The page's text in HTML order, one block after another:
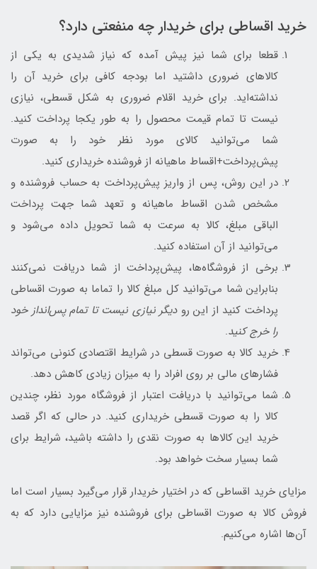
خرید اقساطی برای خریدار چه منفعتی دارد؟
قطعا برای شما نیز پیش آمده که نیاز شدیدی به یکی از
کالاهای ضروری داشتید اما بودجه کافی برای خرید آن را
نداشته‌اید. برای خرید اقلام ضروری به شکل قسطی، نیازی
نیست تا تمام قیمت محصول را به طور یکجا پرداخت کنید.
شما می‌توانید کالای مورد نظر خود را به صورت
پیش‌پرداخت+اقساط ماهیانه از فروشنده خریداری کنید.
در این روش، پس از واریز پیش‌پرداخت به حساب فروشنده و
مشخص شدن اقساط ماهیانه و تعهد شما جهت پرداخت
الباقی مبلغ، کالا به سرعت به شما تحویل داده می‌شود و
می‌توانید از آن استفاده کنید.
برخی از فروشگاه‌ها، پیش‌پرداخت از شما دریافت نمی‌کنند
بنابراین شما می‌توانید کل مبلغ کالا را تماما به صورت اقساطی
پرداخت کنید از این رودیگر نیازی نیست تا تمام پس‌انداز خود
را خرج کنید.
خرید کالا به صورت قسطی در شرایط اقتصادی کنونی می‌تواند
فشارهای مالی بر روی افراد را به میزان زیادی کاهش دهد.
شما می‌توانید با دریافت اعتبار از فروشگاه مورد نظر، چندین
کالا را به صورت قسطی خریداری کنید. در حالی که اگر قصد
خرید این کالاها به صورت نقدی را داشته باشید، شرایط برای
شما بسیار سخت خواهد بود.
مزایای خرید اقساطی که در اختیار خریدار قرار می‌گیرد بسیار است اما
فروش کالا به صورت اقساطی برای فروشنده نیز مزایایی دارد که به
آن‌ها اشاره می‌کنیم.